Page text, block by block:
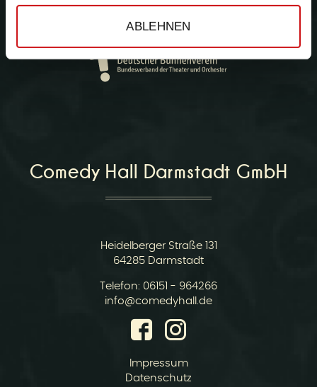
ABLEHNEN
e
Comedy Hall Darmstadt GmbH
Heidelberger Straße 131
64285 Darmstadt
Telefon: 06151 - 964266
E-
info@comedyhall.de
Impressum
Datenschutz